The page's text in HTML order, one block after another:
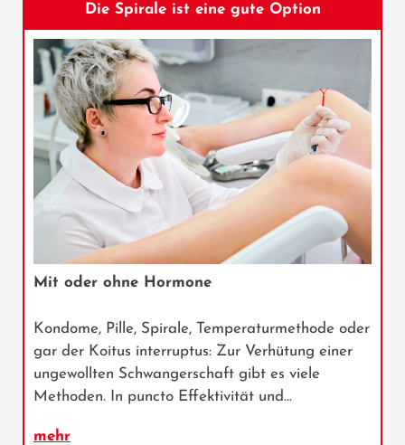
Die Spirale ist eine gute Option
Mit oder ohne Hormone
Kondome, Pille, Spirale, Temperaturmethode oder
gar der Koitus interruptus: Zur Verhütung einer
ungewollten Schwangerschaft gibt es viele
Methoden. In puncto Effektivität und…
mehr